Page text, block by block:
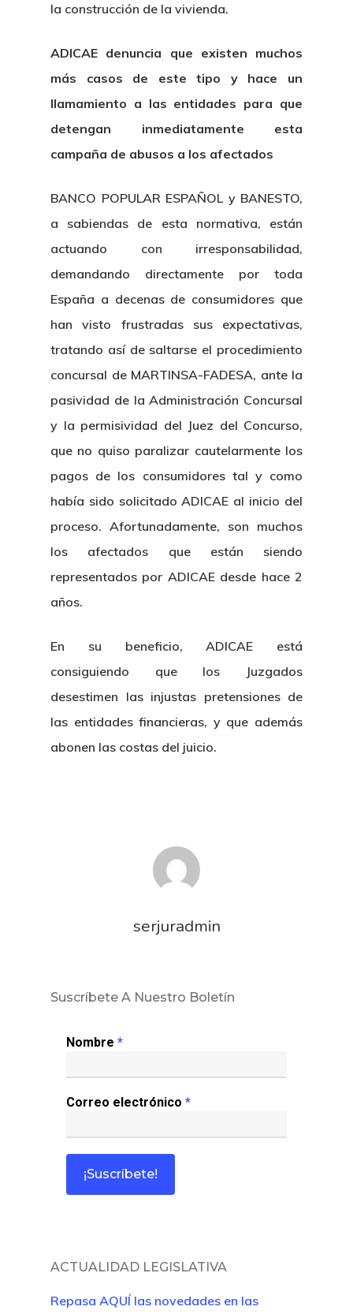
la construcción de la vivienda.
ADICAE denuncia que existen muchos
más casos de este tipo y hace un
llamamiento a las entidades para que
detengan inmediatamente esta
campaña de abusos a los afectados
BANCO POPULAR ESPAÑOL y BANESTO,
a sabiendas de esta normativa, están
actuando con irresponsabilidad,
demandando directamente por toda
España a decenas de consumidores que
han visto frustradas sus expectativas,
tratando así de saltarse el procedimiento
concursal de MARTINSA-FADESA, ante la
pasividad de la Administración Concursal
y la permisividad del Juez del Concurso,
que no quiso paralizar cautelarmente los
pagos de los consumidores tal y como
había sido solicitado ADICAE al inicio del
proceso. Afortunadamente, son muchos
los afectados que están siendo
representados por ADICAE desde hace 2
años.
En su beneficio, ADICAE está
consiguiendo que los Juzgados
desestimen las injustas pretensiones de
las entidades financieras, y que además
abonen las costas del juicio.
serjuradmin
Suscríbete A Nuestro Boletín
Nombre *
Correo electrónico *
ACTUALIDAD LEGISLATIVA
Repasa AQUÍ las novedades en las
Inicio
Noticias
Sentencias
Revista
Café Jurídico
Colabora
¿Quiénes